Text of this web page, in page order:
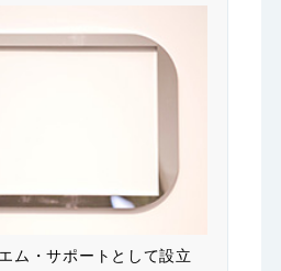
ム・サポートとして設立